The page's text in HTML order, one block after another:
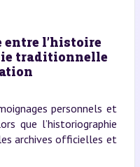
l’histoire
traditionnelle
personnels et
que l’historiographie
archives officielles et